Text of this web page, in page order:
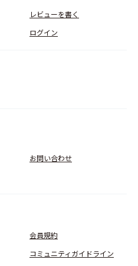
レビューを書く
ログイン
お問い合わせ
会員規約
コミュニティガイドライン